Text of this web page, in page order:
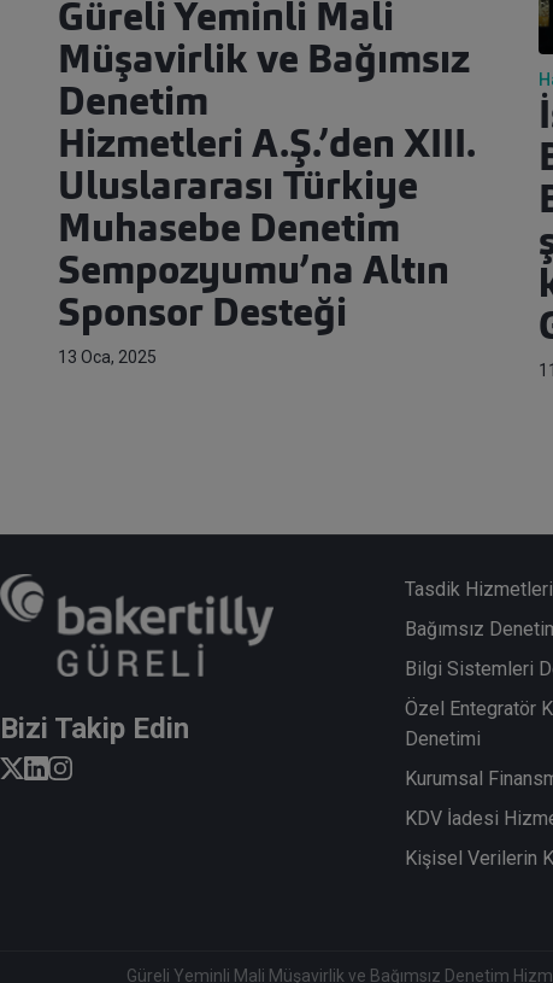
Güreli Yeminli Mali
Müşavirlik ve Bağımsız
Denetim
Hizmetleri A.Ş.’den XIII.
Uluslararası Türkiye
Muhasebe Denetim
Sempozyumu’na Altın
Sponsor Desteği
13 Oca, 2025
Bizi Takip Edin
Tasdik Hizmetleri
Bağımsız
Bilgi Sistemleri
Özel Entegratör
Denetimi
Kurumsal
KDV İadesi
Kişisel Verilerin
Güreli Yeminli Mali Müşavirlik ve Bağımsız Denetim